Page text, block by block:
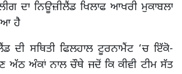
ਦਾ ਨਿਊਜ਼ੀਲੈਂਡ ਖਿਲਾਫ ਆਖਰੀ ਮੁਕਾਬਲਾ
ਹੈ
ਦੀ ਸਥਿਤੀ ਫਿਲਹਾਲ ਟੂਰਨਾਮੈਂਟ ‘ਚ ਇੱਕੋ-
ਅੱਠ ਅੰਕਾਂ ਨਾਲ ਚੌਥੇ ਜਦੋਂ ਕਿ ਕੀਵੀ ਟੀਮ ਸੱਤ